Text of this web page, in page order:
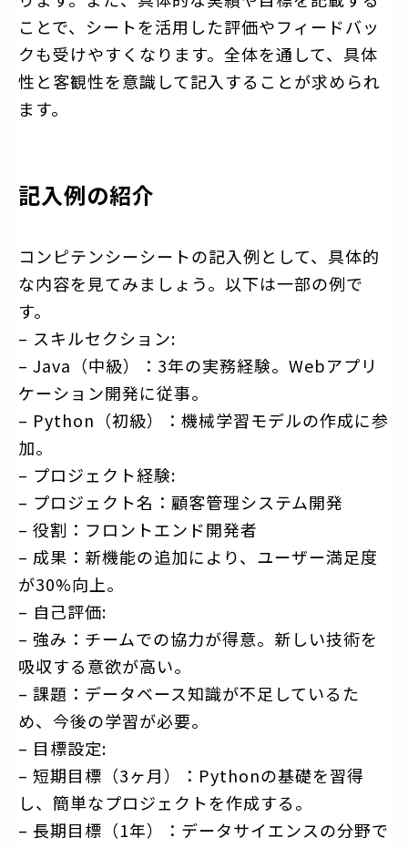
ことで、シートを活用した評価やフィードバッ
クも受けやすくなります。全体を通して、具体
性と客観性を意識して記入することが求められ
ます。
記入例の紹介
コンピテンシーシートの記入例として、具体的
な内容を見てみましょう。以下は一部の例で
す。
– スキルセクション:
– Java（中級）：3年の実務経験。Webアプリ
ケーション開発に従事。
– Python（初級）：機械学習モデルの作成に参
加。
– プロジェクト経験:
– プロジェクト名：顧客管理システム開発
– 役割：フロントエンド開発者
– 成果：新機能の追加により、ユーザー満足度
が30%向上。
– 自己評価:
– 強み：チームでの協力が得意。新しい技術を
吸収する意欲が高い。
– 課題：データベース知識が不足しているた
め、今後の学習が必要。
– 目標設定:
– 短期目標（3ヶ月）：Pythonの基礎を習得
し、簡単なプロジェクトを作成する。
– 長期目標（1年）：データサイエンスの分野で